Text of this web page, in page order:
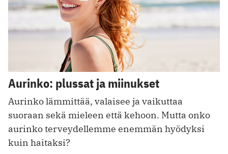
Aurinko: plussat ja miinukset
Aurinko lämmittää, valaisee ja vaikuttaa
suoraan sekä mieleen että kehoon. Mutta onko
aurinko terveydellemme enemmän hyödyksi
kuin haitaksi?